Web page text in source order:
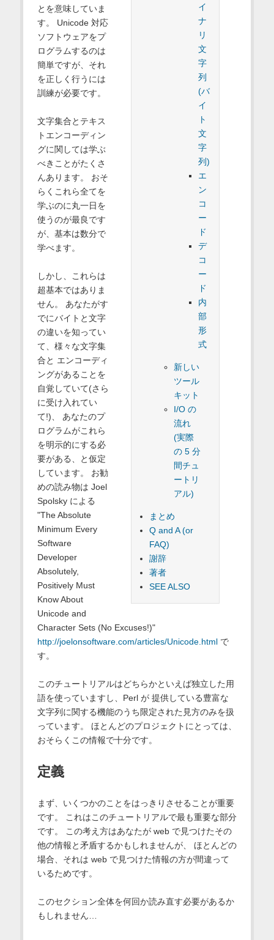
イ
ナ
リ
文
字
列
(バ
イ
ト
文
字
列)
エ
ン
コ
ー
ド
デ
コ
ー
ド
内
部
形
式
新しい
ツール
キット
I/O の
流れ
(実際
の 5 分
間チュ
ートリ
アル)
まとめ
Q and A (or
FAQ)
謝辞
著者
SEE ALSO
とを意味していま
す。 Unicode 対応
ソフトウェアをプ
ログラムするのは
簡単ですが、それ
を正しく行うには
訓練が必要です。
文字集合とテキス
トエンコーディン
グに関しては学ぶ
べきことがたくさ
んあります。 おそ
らくこれら全てを
学ぶのに丸一日を
使うのが最良です
が、基本は数分で
学べます。
しかし、これらは
超基本ではありま
せん。 あなたがす
でにバイトと文字
の違いを知ってい
て、様々な文字集
合と エンコーディ
ングがあることを
自覚していて(さら
に受け入れてい
て!)、 あなたのプ
ログラムがこれら
を明示的にする必
要がある、と仮定
しています。 お勧
めの読み物は Joel
Spolsky による
"The Absolute
Minimum Every
Software
Developer
Absolutely,
Positively Must
Know About
Unicode and
Character Sets (No Excuses!)"
http://joelonsoftware.com/articles/Unicode.htmlで
す。
このチュートリアルはどちらかといえば独立した用
語を使っていますし、Perl が 提供している豊富な
文字列に関する機能のうち限定された見方のみを扱
っています。 ほとんどのプロジェクトにとっては、
おそらくこの情報で十分です。
定義
まず、いくつかのことをはっきりさせることが重要
です。 これはこのチュートリアルで最も重要な部分
です。 この考え方はあなたが web で見つけたその
他の情報と矛盾するかもしれませんが、 ほとんどの
場合、それは web で見つけた情報の方が間違って
いるためです。
このセクション全体を何回か読み直す必要があるか
もしれません…